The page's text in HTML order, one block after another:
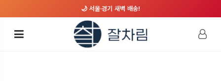
🌙 서울·경기 새벽 배송!